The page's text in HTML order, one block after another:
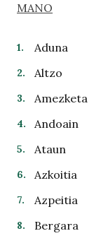
MANO
Aduna
Altzo
Amezketa
Andoain
Ataun
Azkoitia
Azpeitia
Bergara